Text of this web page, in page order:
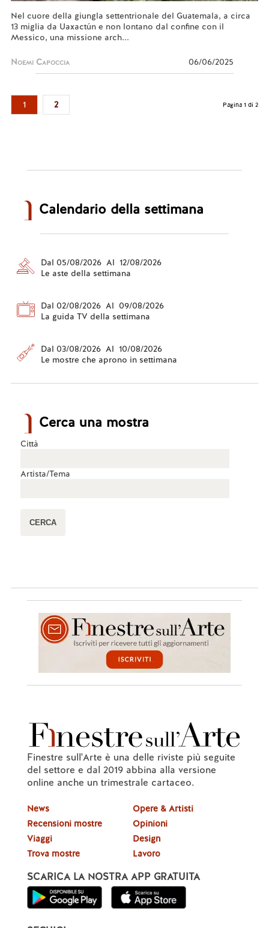
Nel cuore della giungla settentrionale del Guatemala, a circa
13 miglia da Uaxactún e non lontano dal confine con il
Messico, una missione arch...
Noemi Capoccia 06/06/2025
1 2 Pagina 1 di 2
Calendario della settimana
Dal 05/08/2026 Al 12/08/2026
Le aste della settimana
Dal 02/08/2026 Al 09/08/2026
La guida TV della settimana
Dal 03/08/2026 Al 10/08/2026
Le mostre che aprono in settimana
Cerca una mostra
Città
Artista/Tema
Finestre sull'Arte è una delle riviste più seguite
del settore e dal 2019 abbina alla versione
online anche un trimestrale cartaceo.
News
Recensioni mostre
Viaggi
Trova mostre
Opere & Artisti
Opinioni
Design
Lavoro
SCARICA LA NOSTRA APP GRATUITA